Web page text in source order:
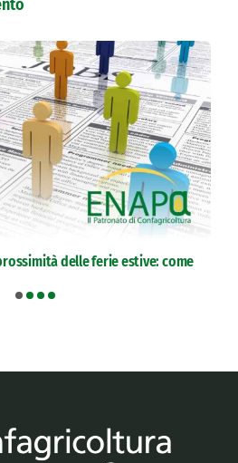
delle ferie estive: come